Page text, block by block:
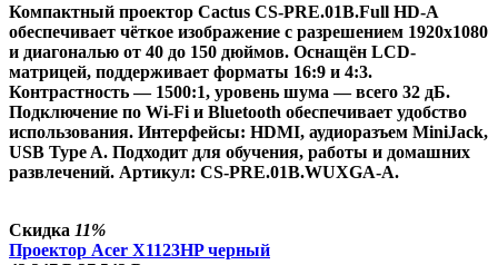
Компактный проектор Cactus CS-PRE.01B.Full HD-A
обеспечивает чёткое изображение с разрешением 1920x1080
и диагональю от 40 до 150 дюймов. Оснащён LCD-
матрицей, поддерживает форматы 16:9 и 4:3.
Контрастность — 1500:1, уровень шума — всего 32 дБ.
Подключение по Wi-Fi и Bluetooth обеспечивает удобство
использования. Интерфейсы: HDMI, аудиоразъем MiniJack,
USB Type A. Подходит для обучения, работы и домашних
развлечений. Артикул: CS-PRE.01B.WUXGA-A.
Скидка 11%
Проектор Acer X1123HP черный